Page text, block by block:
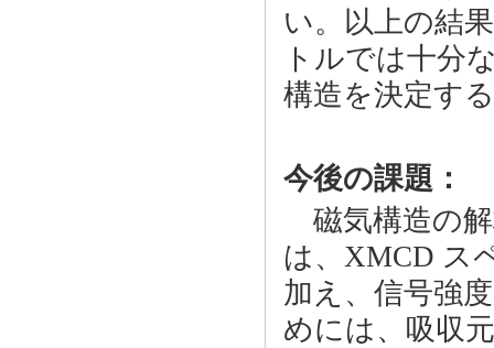
い。以上の結
トルでは十分
構造を決定す
今後の課題：
磁気構造の
は、XMCD ス
加え、信号強
めには、吸収